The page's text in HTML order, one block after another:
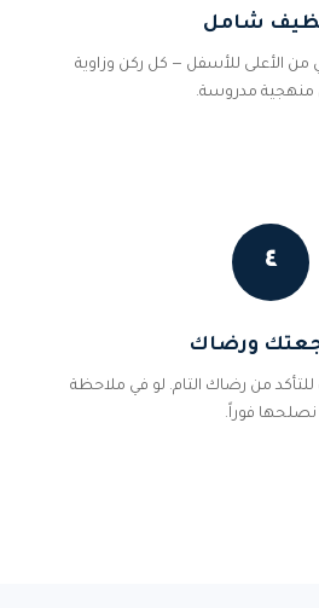
شامل
من الأعلى للأسفل — كل ركن وزاوية
منهجية مدروسة.
٤
ورضاك
من رضاك التام. لو في ملاحظة
نصلحها فوراً.